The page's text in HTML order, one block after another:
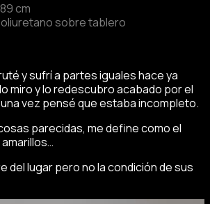
cm
sobre tablero
y sufrí a partes iguales hace ya
miro y lo redescubro acabado por el
vez pensé que estaba incompleto.
parecidas, me define como el
del lugar pero no la condición de sus